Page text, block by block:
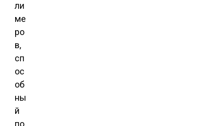
ли
ме
ро
в,
сп
ос
об
ны
й
по